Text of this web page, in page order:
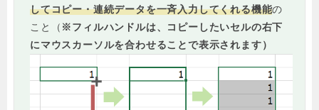
してコピー・連続データを一斉入力してくれる機能の
こと
（ ※フィルハンドルは、コピーしたいセルの右下
にマウスカーソルを合わせることで表示されます）